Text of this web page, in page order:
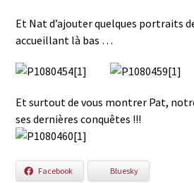
Et Nat d’ajouter quelques portraits
accueillant là bas …
Et surtout de vous montrer Pat,
ses dernières conquêtes !!!
Facebook Bluesky